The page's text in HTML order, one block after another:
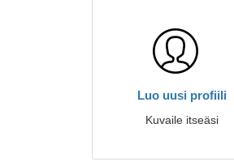
Luo uusi profiili
Kuvaile itseäsi